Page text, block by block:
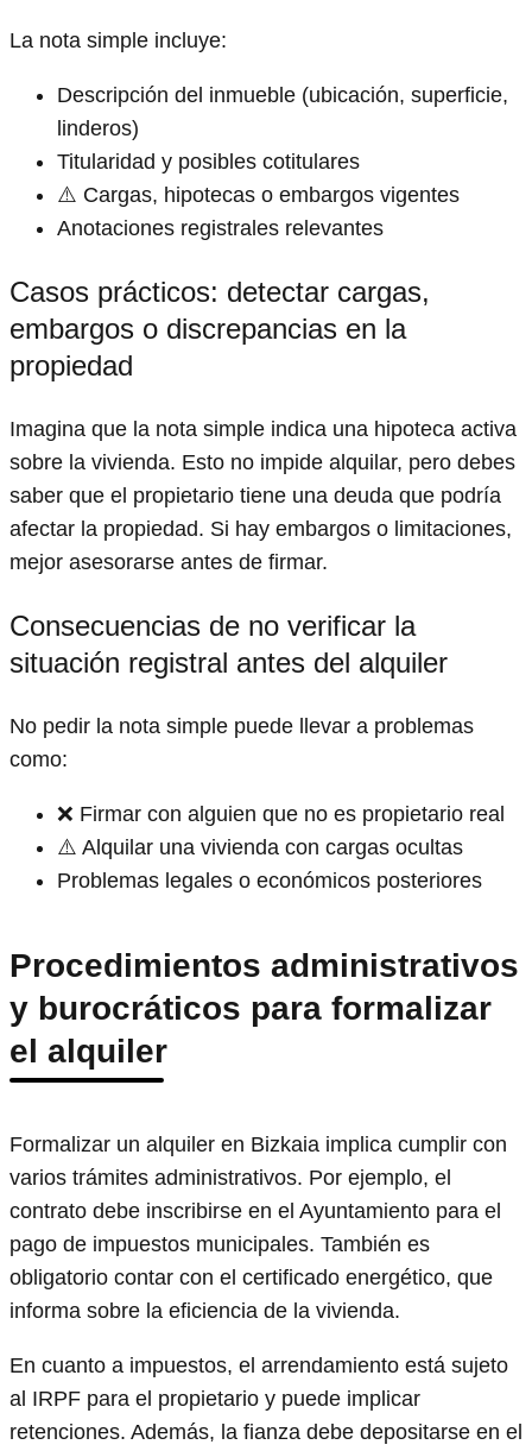
La nota simple incluye:
Descripción del inmueble (ubicación, superficie,
linderos)
Titularidad y posibles cotitulares
⚠️ Cargas, hipotecas o embargos vigentes
Anotaciones registrales relevantes
Casos prácticos: detectar cargas,
embargos o discrepancias en la
propiedad
Imagina que la nota simple indica una hipoteca activa
sobre la vivienda. Esto no impide alquilar, pero debes
saber que el propietario tiene una deuda que podría
afectar la propiedad. Si hay embargos o limitaciones,
mejor asesorarse antes de firmar.
Consecuencias de no verificar la
situación registral antes del alquiler
No pedir la nota simple puede llevar a problemas
como:
❌ Firmar con alguien que no es propietario real
⚠️ Alquilar una vivienda con cargas ocultas
Problemas legales o económicos posteriores
Procedimientos administrativos
y burocráticos para formalizar
el alquiler
Formalizar un alquiler en Bizkaia implica cumplir con
varios trámites administrativos. Por ejemplo, el
contrato debe inscribirse en el Ayuntamiento para el
pago de impuestos municipales. También es
obligatorio contar con el certificado energético, que
informa sobre la eficiencia de la vivienda.
En cuanto a impuestos, el arrendamiento está sujeto
al IRPF para el propietario y puede implicar
retenciones. Además, la fianza debe depositarse en el